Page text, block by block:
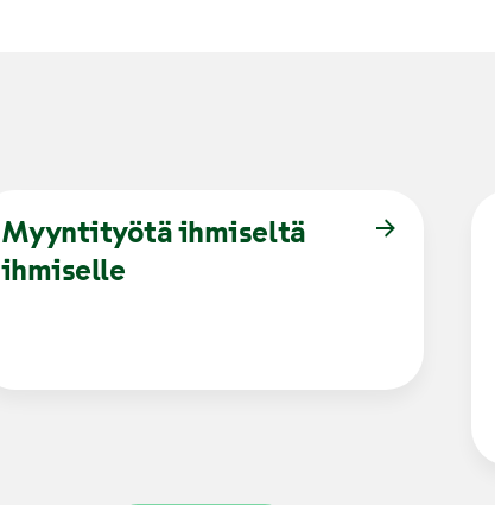
Myyntityötä ihmiseltä
ihmiselle